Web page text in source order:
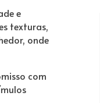
e
texturas,
onde
com